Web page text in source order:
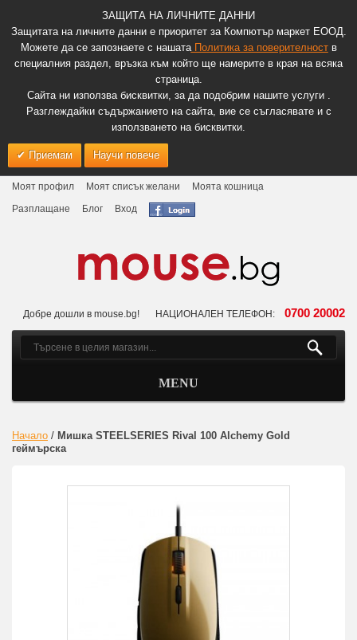
ЗАЩИТА НА ЛИЧНИТЕ ДАННИ
Защитата на личните данни е приоритет за Компютър маркет ЕООД.
Можете да се запознаете с нашатаПолитика за поверителноств
специалния раздел, връзка към който ще намерите в края на всяка
страница.
Сайта ни използва бисквитки, за да подобрим нашите услуги .
Разглеждайки съдържанието на сайта, вие се съгласявате и с
използването на бисквитки.
Приемам Научи повече
Моят профил Моят списък желани
Моята кошница
Разплащане
Блог Вход
Добре дошли в mouse.bg! НАЦИОНАЛЕН ТЕЛЕФОН: 0700 20002
MENU
Начало / Мишка STEELSERIES Rival 100 Alchemy Gold
геймърска